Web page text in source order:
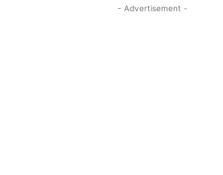
- Advertisement -